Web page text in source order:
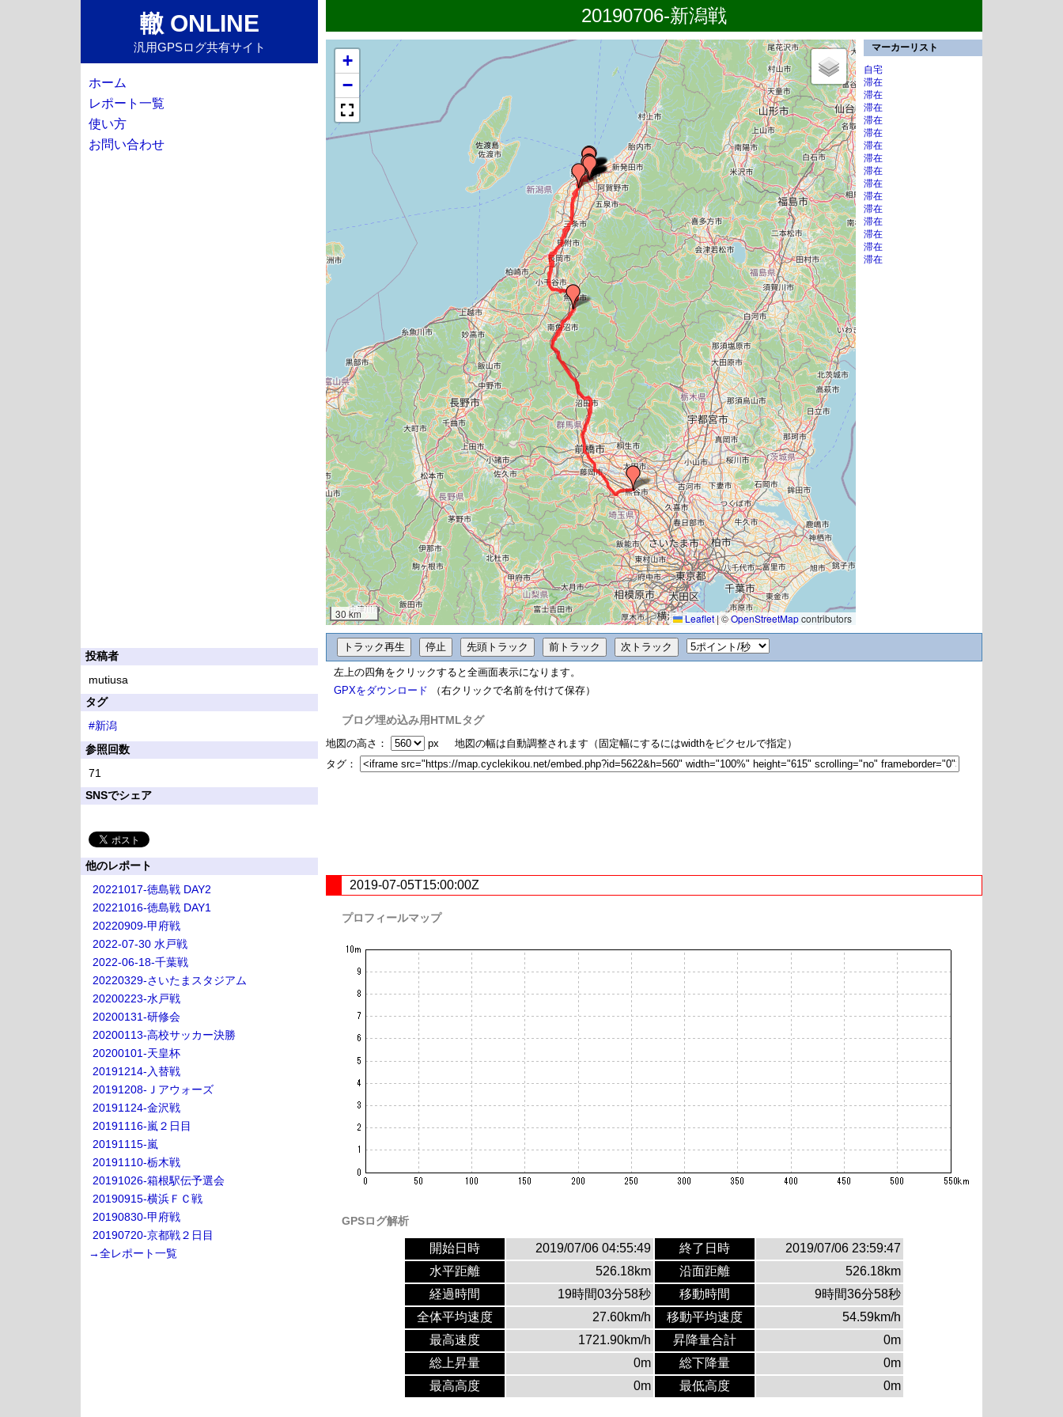
20190706-新潟戦
+
−
30 km Leaflet|©OpenStreetMapcontributors
マーカーリスト
自宅
滞在
滞在
滞在
滞在
滞在
滞在
滞在
滞在
滞在
滞在
滞在
滞在
滞在
滞在
滞在
左上の四角をクリックすると全画面表示になります。
GPXをダウンロード （右クリックで名前を付けて保存）
ブログ埋め込み用HTMLタグ
地図の高さ：
px 地図の幅は自動調整されます（固定幅にするにはwidthをピクセルで指定）
タグ：
2019-07-05T15:00:00Z
プロフィールマップ
GPSログ解析
開始日時 2019/07/06 04:55:49 終了日時
2019/07/06 23:59:47
水平距離
526.18km 沿面距離
526.18km
経過時間
19時間03分58秒 移動時間
9時間36分58秒
全体平均速度
27.60km/h 移動平均速度
54.59km/h
最高速度
1721.90km/h 昇降量合計
0m
総上昇量
0m 総下降量
0m
最高高度
0m 最低高度 0m
轍 ONLINE
汎用GPSログ共有サイト
ホーム
レポート一覧
使い方
お問い合わせ
投稿者
mutiusa
タグ
#新潟
参照回数
71
SNSでシェア
他のレポート
20221017-徳島戦 DAY2
20221016-徳島戦 DAY1
20220909-甲府戦
2022-07-30 水戸戦
2022-06-18-千葉戦
20220329-さいたまスタジアム
20200223-水戸戦
20200131-研修会
20200113-高校サッカー決勝
20200101-天皇杯
20191214-入替戦
20191208-Ｊアウォーズ
20191124-金沢戦
20191116-嵐２日目
20191115-嵐
20191110-栃木戦
20191026-箱根駅伝予選会
20190915-横浜ＦＣ戦
20190830-甲府戦
20190720-京都戦２日目
→全レポート一覧